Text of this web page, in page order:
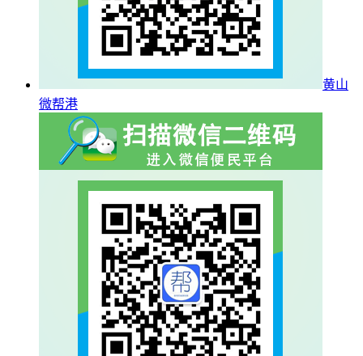
黄山
微帮港